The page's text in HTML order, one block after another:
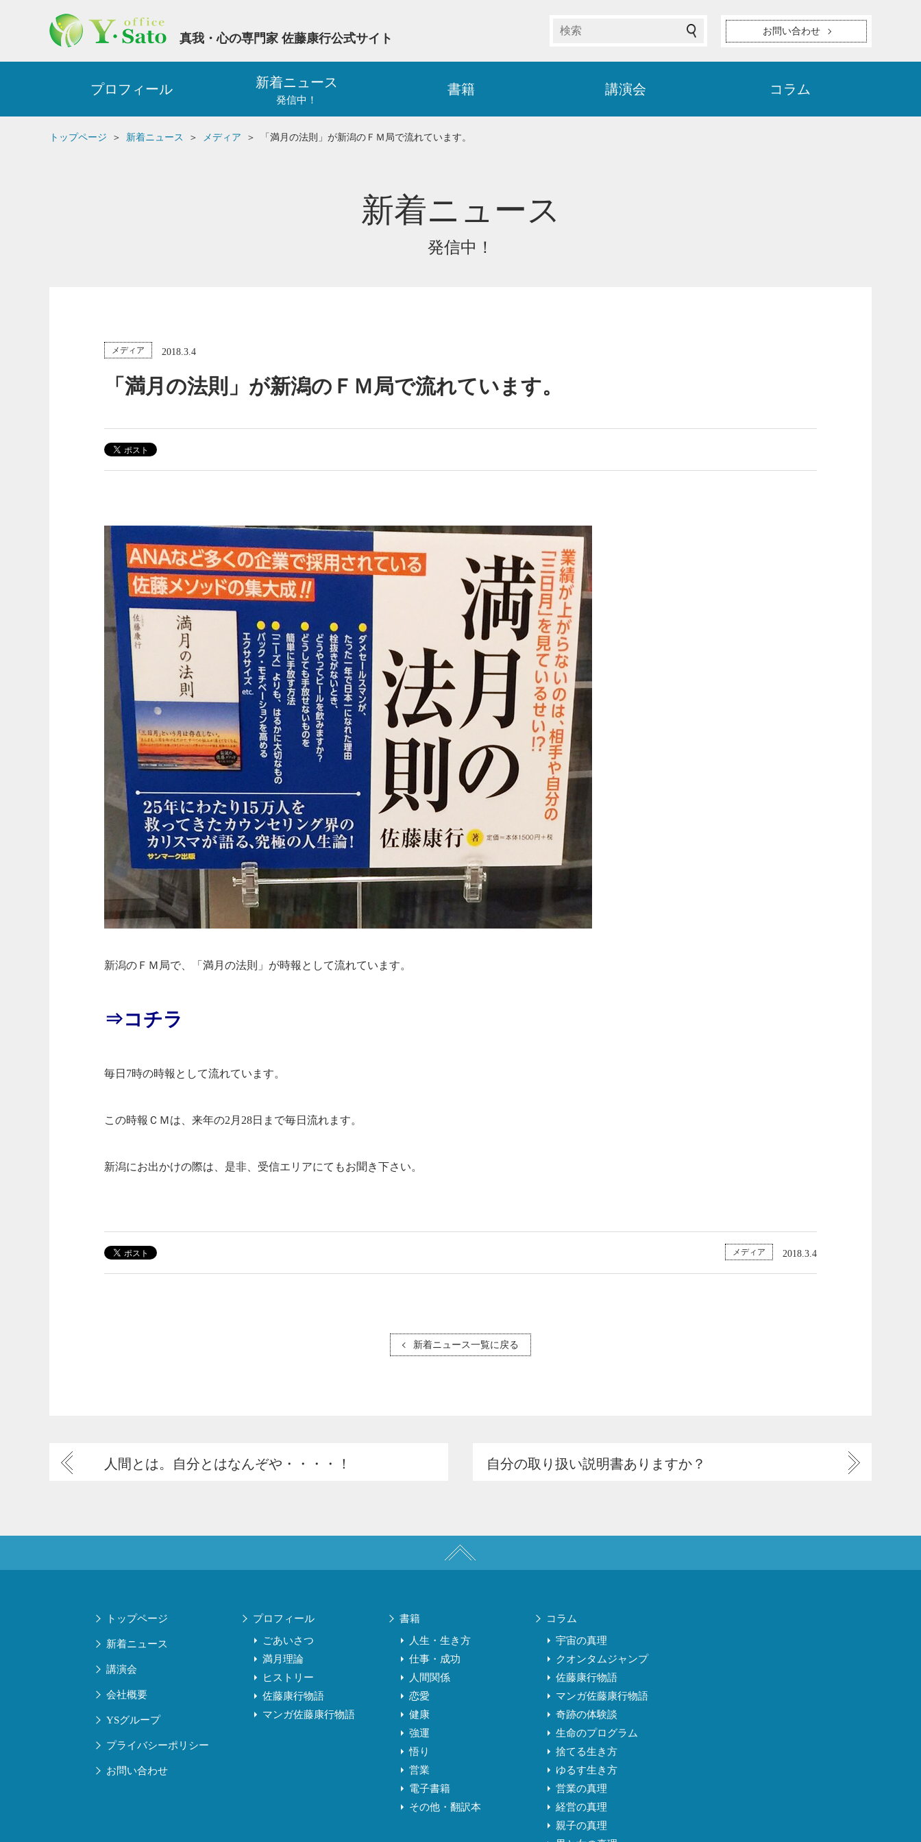
真我・心の専門家 佐藤康行公式サイト
お問い合わせ
プロフィール 新着ニュース
発信中！
書籍 講演会 コラム
トップページ 新着ニュース メディア 「満月の法則」が新潟のＦＭ局で流れています。
新着ニュース
発信中！
メディア 2018.3.4
「満月の法則」が新潟のＦＭ局で流れています。
新潟のＦＭ局で、「満月の法則」が時報として流れています。
⇒コチラ
毎日7時の時報として流れています。
この時報ＣＭは、来年の2月28日まで毎日流れます。
新潟にお出かけの際は、是非、受信エリアにてもお聞き下さい。
メディア 2018.3.4
新着ニュース一覧に戻る
人間とは。自分とはなんぞや・・・・！ 自分の取り扱い説明書ありますか？
トップページ
新着ニュース
講演会
会社概要
YSグループ
プライバシーポリシー
お問い合わせ
プロフィール
ごあいさつ
満月理論
ヒストリー
佐藤康行物語
マンガ佐藤康行物語
書籍
人生・生き方
仕事・成功
人間関係
恋愛
健康
強運
悟り
営業
電子書籍
その他・翻訳本
コラム
宇宙の真理
クオンタムジャンプ
佐藤康行物語
マンガ佐藤康行物語
奇跡の体験談
生命のプログラム
捨てる生き方
ゆるす生き方
営業の真理
経営の真理
親子の真理